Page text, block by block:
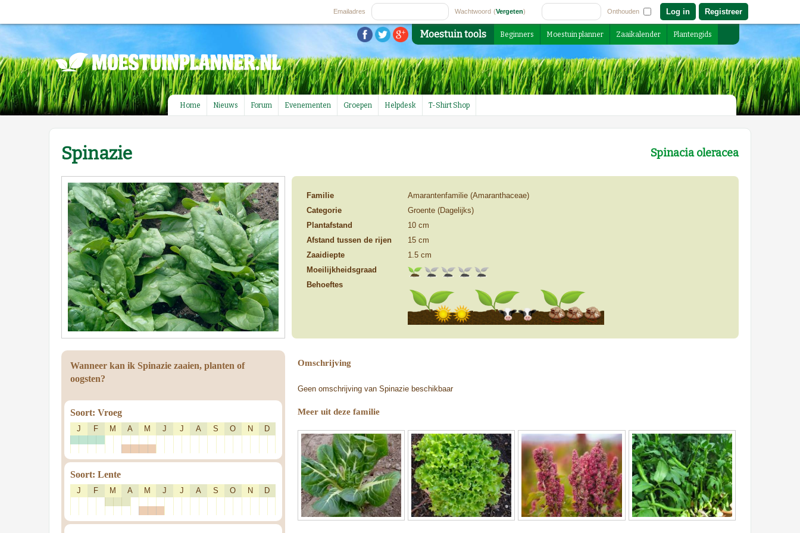
(Vergeten)
Emailadres Wachtwoord Onthouden Registreer
Moestuin tools Beginners Moestuin planner Zaaikalender Plantengids
Home Nieuws Forum Evenementen Groepen Helpdesk T-Shirt Shop
Spinazie Spinacia oleracea
Familie
Amarantenfamilie (Amaranthaceae)
Categorie
Groente (Dagelijks)
Plantafstand
10 cm
Afstand tussen de rijen
15 cm
Zaaidiepte
1.5 cm
Moeilijkheidsgraad
Behoeftes
Wanneer kan ik Spinazie zaaien, planten of
oogsten?
Soort: Vroeg
J F M A M J J A S O N D
Soort: Lente
J F M A M J J A S O N D
Omschrijving
Geen omschrijving van Spinazie beschikbaar
Meer uit deze familie